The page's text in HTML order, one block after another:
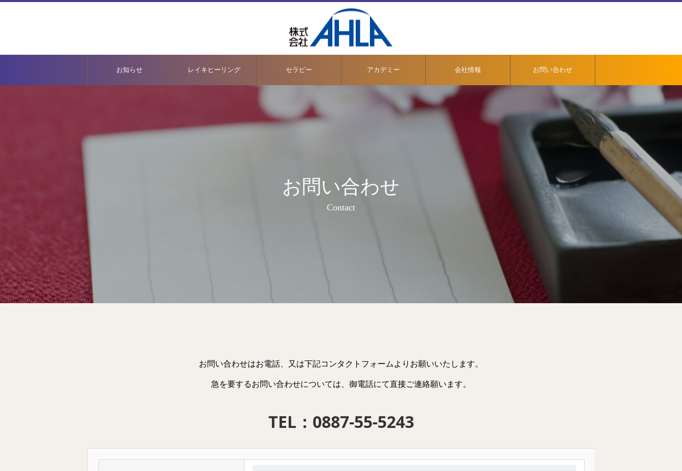
お知らせ レイキヒーリング セラピー アカデミー 会社情報 お問い合わせ
お問い合わせ
Contact
お問い合わせはお電話、又は下記コンタクトフォームよりお願いいたします。
急を要するお問い合わせについては、御電話にて直接ご連絡願います。
TEL：0887-55-5243